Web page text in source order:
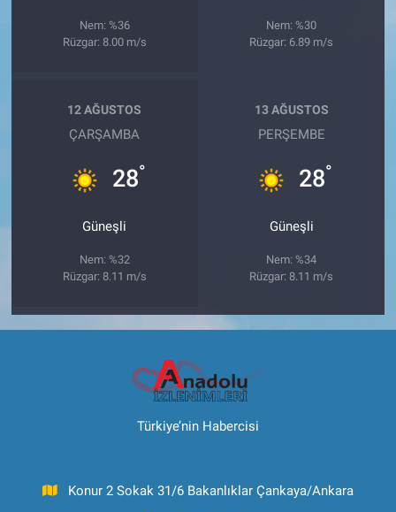
Nem: %36
Rüzgar: 8.00 m/s
Nem: %30
Rüzgar: 6.89 m/s
12 AĞUSTOS
ÇARŞAMBA
28°
Güneşli
Nem: %32
Rüzgar: 8.11 m/s
13 AĞUSTOS
PERŞEMBE
28°
Güneşli
Nem: %34
Rüzgar: 8.11 m/s
Türkiye’nin Habercisi
Konur 2 Sokak 31/6 Bakanlıklar Çankaya/Ankara